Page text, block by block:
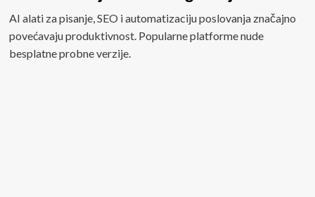
AI alati za pisanje, SEO i automatizaciju poslovanja značajno
povećavaju produktivnost. Popularne platforme nude
besplatne probne verzije.